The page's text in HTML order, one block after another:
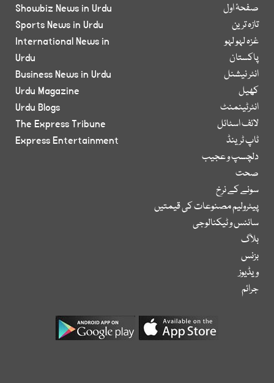
صفحۂ اول
تازہ ترین
غزہ لہو لہو
پاکستان
انٹر نیشنل
کھیل
انٹرٹینمنٹ
لائف اسٹائل
ٹاپ ٹرینڈ
دلچسپ و عجیب
صحت
سونے کے نرخ
پیٹرولیم مصنوعات کی قیمتیں
سائنس و ٹیکنالوجی
بلاگ
بزنس
ویڈیوز
جرائم
Showbiz News in Urdu
Sports News in Urdu
International News in
Urdu
Business News in Urdu
Urdu Magazine
Urdu Blogs
The Express Tribune
Express Entertainment